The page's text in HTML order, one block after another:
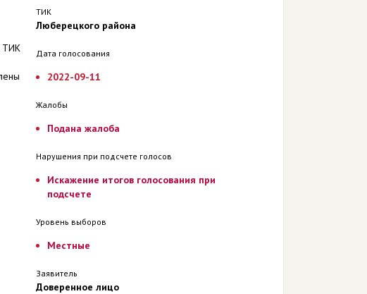
ТИК
ТИК
Люберецкого района
Дата голосования
2022-09-11
Жалобы
Подана жалоба
Нарушения при подсчете голосов
Искажение итогов голосования при
подсчете
Уровень выборов
Местные
Заявитель
Доверенное лицо